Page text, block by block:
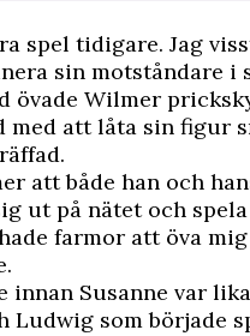
spel tidigare. Jag
sin motståndare i
övade Wilmer
med att låta sin figur
att både han och
ut på nätet och
farmor att öva
innan Susanne var
Ludwig som började